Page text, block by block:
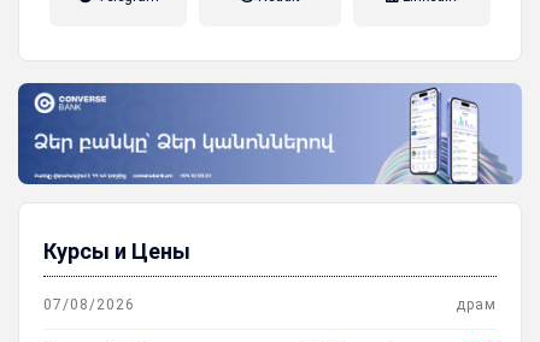
Курсы и Цены
07/08/2026 драм